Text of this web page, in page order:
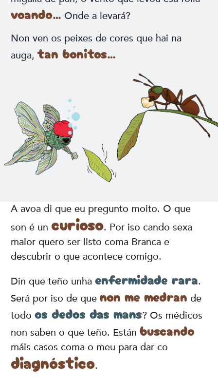
voando… Onde a levará?
Non ven os peixes de cores que hai na
auga,tan bonitos…
A avoa di que eu pregunto moito. O que
son é uncurioso. Por iso cando sexa
maior quero ser listo coma Branca e
descubrir o que acontece comigo.
Din que teño unhaenfermidade rara.
Será por iso de quenon me medran de
todoos dedos das mans? Os médicos
non saben o que teño. Estánbuscando
máis casos coma o meu para dar co
diagnóstico.